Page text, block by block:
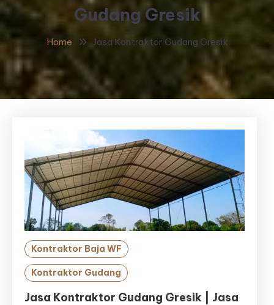
Gudang Gresik
Home Jasa Kontraktor Gudang Gresik
Kontraktor Baja WF
Kontraktor Gudang
Jasa Kontraktor Gudang Gresik | Jasa